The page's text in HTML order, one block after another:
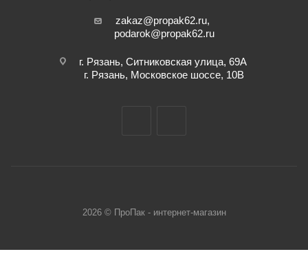
zakaz@propak62.ru,
podarok@propak62.ru
г. Рязань, Ситниковская улица, 69А
г. Рязань, Московское шоссе, 10В
2026 © ПроПак - интернет-магазин